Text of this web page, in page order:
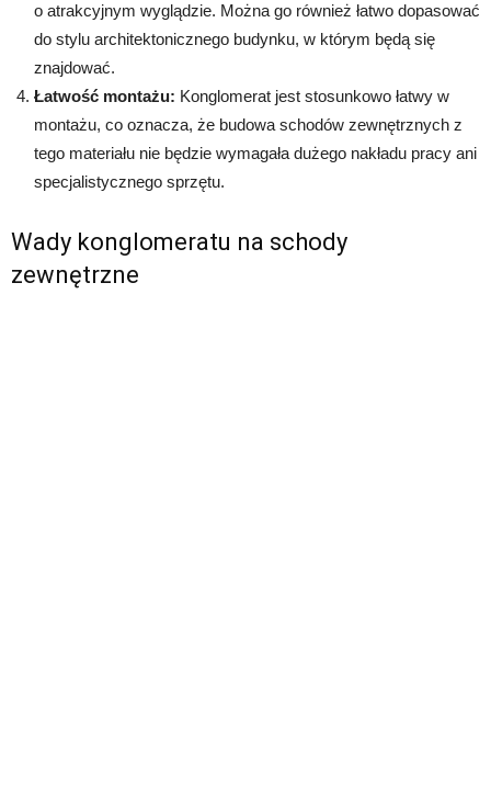
o atrakcyjnym wyglądzie. Można go również łatwo dopasować
do stylu architektonicznego budynku, w którym będą się
znajdować.
Łatwość montażu: Konglomerat jest stosunkowo łatwy w
montażu, co oznacza, że budowa schodów zewnętrznych z
tego materiału nie będzie wymagała dużego nakładu pracy ani
specjalistycznego sprzętu.
Wady konglomeratu na schody
zewnętrzne